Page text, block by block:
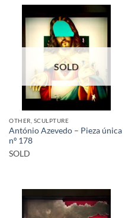
SOLD
OTHER, SCULPTURE
António Azevedo – Pieza única
nº 178
SOLD